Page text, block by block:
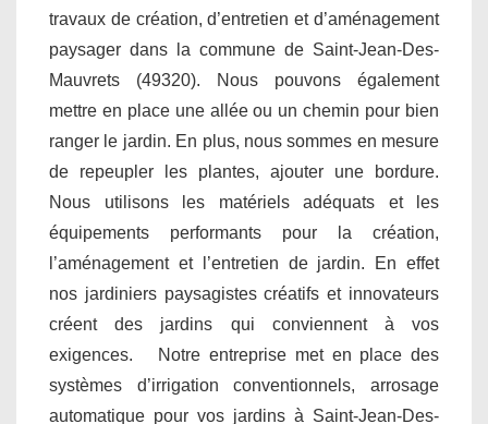
travaux de création, d’entretien et d’aménagement
paysager dans la commune de Saint-Jean-Des-
Mauvrets (49320). Nous pouvons également
mettre en place une allée ou un chemin pour bien
ranger le jardin. En plus, nous sommes en mesure
de repeupler les plantes, ajouter une bordure.
Nous utilisons les matériels adéquats et les
équipements performants pour la création,
l’aménagement et l’entretien de jardin. En effet
nos jardiniers paysagistes créatifs et innovateurs
créent des jardins qui conviennent à vos
exigences. Notre entreprise met en place des
systèmes d’irrigation conventionnels, arrosage
automatique pour vos jardins à Saint-Jean-Des-